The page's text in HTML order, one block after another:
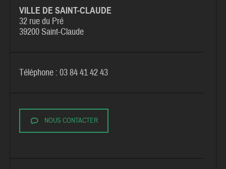
VILLE DE SAINT-CLAUDE
32 rue du Pré
39200 Saint-Claude
Téléphone : 03 84 41 42 43
NOUS CONTACTER